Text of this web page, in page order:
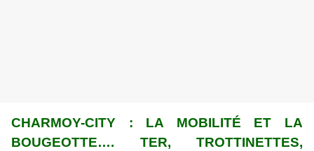
CHARMOY-CITY : LA MOBILITÉ ET LA
BOUGEOTTE…. TER, TROTTINETTES,